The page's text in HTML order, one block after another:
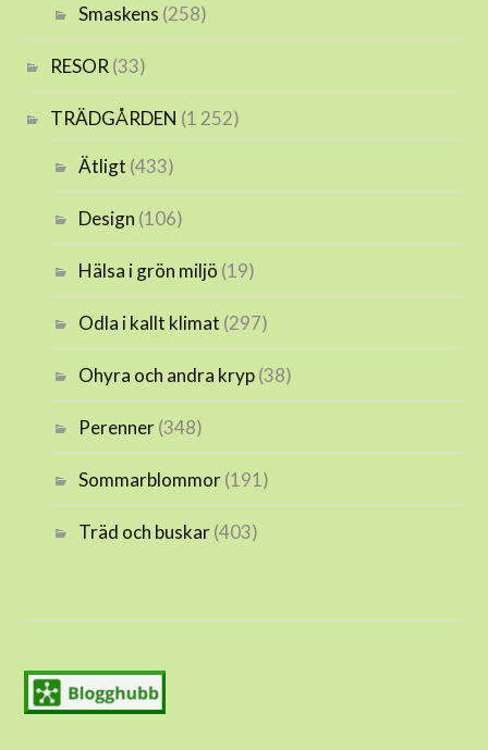
Smaskens (258)
RESOR (33)
TRÄDGÅRDEN (1 252)
Ätligt (433)
Design (106)
Hälsa i grön miljö (19)
Odla i kallt klimat (297)
Ohyra och andra kryp(38)
Perenner(348)
Sommarblommor(191)
Träd och buskar(403)